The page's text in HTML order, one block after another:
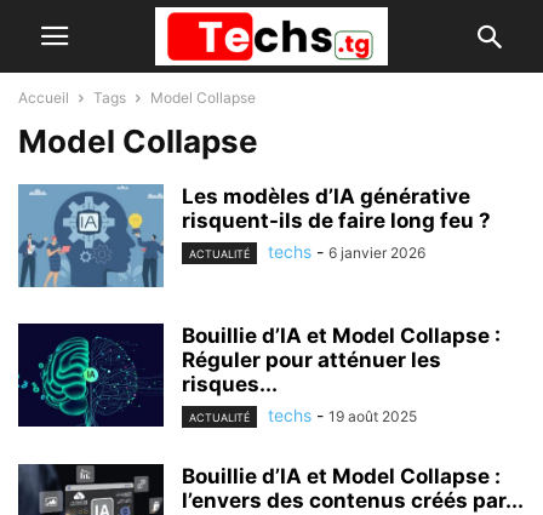
Accueil Tags Model Collapse
Model Collapse
Les modèles d’IA générative
risquent-ils de faire long feu ?
ACTUALITÉ techs - 6 janvier 2026
Bouillie d’IA et Model Collapse :
Réguler pour atténuer les
risques...
ACTUALITÉ techs - 19 août 2025
Bouillie d’IA et Model Collapse :
l’envers des contenus créés par...